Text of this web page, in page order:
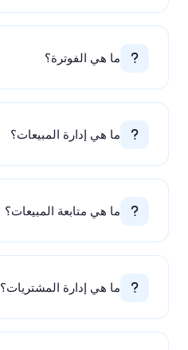
ما هي الفوترة؟
ما هي إدارة المبيعات؟
ما هي متابعة المبيعات؟
ما هي إدارة المشتريات؟